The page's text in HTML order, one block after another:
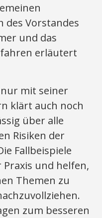
des Vorstandes
und das
erläutert
mit seiner
klärt auch noch
über alle
Risiken der
Fallbeispiele
und helfen,
Themen zu
zum besseren